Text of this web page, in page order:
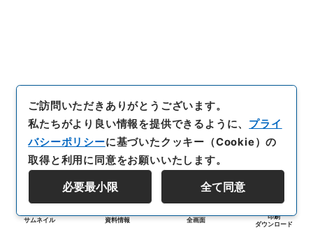
サムネイル 資料情報 全画面
印刷
ダウンロード
ご訪問いただきありがとうございます。
私たちがより良い情報を提供できるように、 プライ
バシーポリシーに基づいたクッキー（Cookie）の
取得と利用に同意をお願いいたします。
必要最小限 全て同意